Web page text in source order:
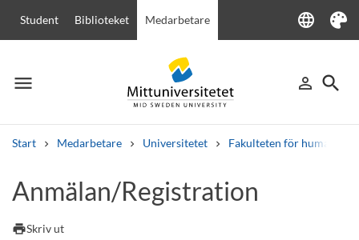
Student Biblioteket Medarbetare language
Language
Tema
menu
Meny person_outline
Logga in
search
Sök
Start Medarbetare Universitetet Fakulteten för
Andra söktjänster
Kurser och program
Anmälan/Registration
printSkriv ut